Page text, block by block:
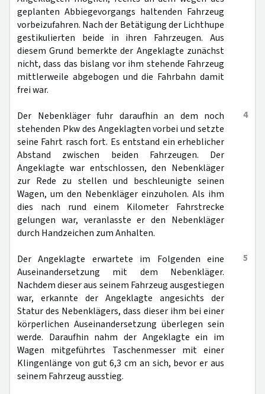
geplanten Abbiegevorgangs haltenden Fahrzeug
vorbeizufahren. Nach der Betätigung der Lichthupe
gestikulierten beide in ihren Fahrzeugen. Aus
diesem Grund bemerkte der Angeklagte zunächst
nicht, dass das bislang vor ihm stehende Fahrzeug
mittlerweile abgebogen und die Fahrbahn damit
frei war.
4
Der Nebenkläger fuhr daraufhin an dem noch
stehenden Pkw des Angeklagten vorbei und setzte
seine Fahrt rasch fort. Es entstand ein erheblicher
Abstand zwischen beiden Fahrzeugen. Der
Angeklagte war entschlossen, den Nebenkläger
zur Rede zu stellen und beschleunigte seinen
Wagen, um den Nebenkläger einzuholen. Als ihm
dies nach rund einem Kilometer Fahrstrecke
gelungen war, veranlasste er den Nebenkläger
durch Handzeichen zum Anhalten.
5
Der Angeklagte erwartete im Folgenden eine
Auseinandersetzung mit dem Nebenkläger.
Nachdem dieser aus seinem Fahrzeug ausgestiegen
war, erkannte der Angeklagte angesichts der
Statur des Nebenklägers, dass dieser ihm bei einer
körperlichen Auseinandersetzung überlegen sein
werde. Daraufhin nahm der Angeklagte ein im
Wagen mitgeführtes Taschenmesser mit einer
Klingenlänge von gut 6,3 cm an sich, bevor er aus
seinem Fahrzeug ausstieg.